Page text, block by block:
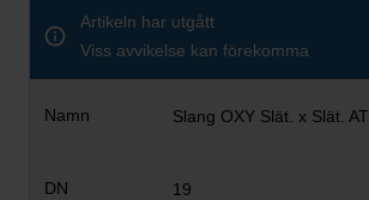
Artikeln har utgått
Viss avvikelse kan förekomma
Slang OXY Slät. x Slät. AT
19